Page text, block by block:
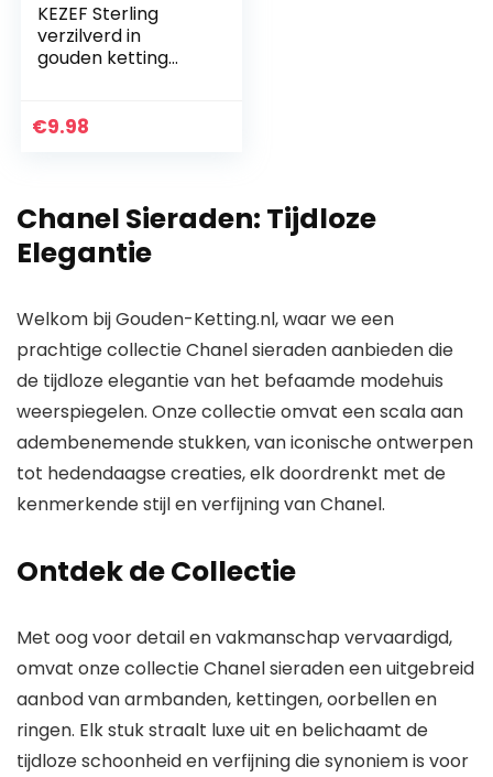
KEZEF Sterling
verzilverd in
gouden ketting
ketting | 1,3 mm
voor vrouwen |
Italiaans gemaakt
– geweldig voor
hangers | 14
€9.98
Chanel Sieraden: Tijdloze
Elegantie
Welkom bijGouden-Ketting.nl, waar we een
prachtige collectieChanel sieradenaanbieden die
de tijdloze elegantie van het befaamde modehuis
weerspiegelen. Onze collectie omvat een scala aan
adembenemende stukken, van iconische ontwerpen
tot hedendaagse creaties, elk doordrenkt met de
kenmerkende stijl en verfijning vanChanel.
Ontdek de Collectie
Met oog voor detail en vakmanschap vervaardigd,
omvat onze collectieChanel sieradeneen uitgebreid
aanbod van armbanden, kettingen, oorbellen en
ringen. Elk stuk straalt luxe uit en belichaamt de
tijdloze schoonheid en verfijning die synoniem is voor